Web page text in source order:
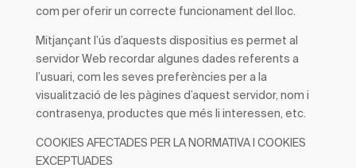
com per oferir un correcte funcionament del lloc.
Mitjançant l’ús d’aquests dispositius es permet al
servidor Web recordar algunes dades referents a
l’usuari, com les seves preferències per a la
visualització de les pàgines d’aquest servidor, nom i
contrasenya, productes que més li interessen, etc.
COOKIES AFECTADES PER LA NORMATIVA I COOKIES
EXCEPTUADES